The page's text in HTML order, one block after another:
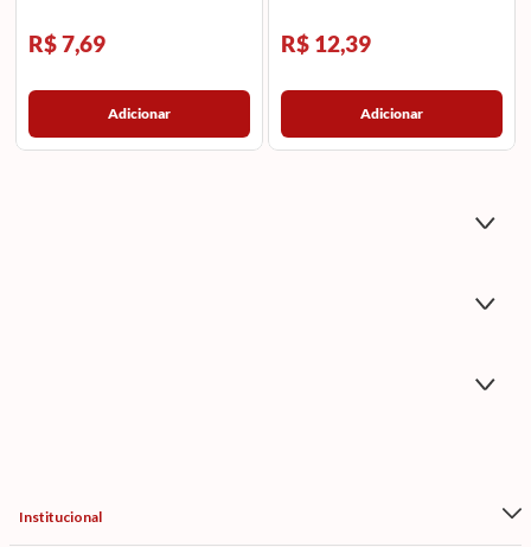
R$ 7,69
Adicionar
R$ 12,39
Adicionar
Institucional